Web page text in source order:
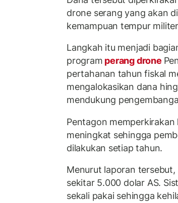
drone serang yang akan
kemampuan tempur
Langkah itu menjadi
program perang drone
pertahanan tahun fiskal
mengalokasikan dana
mendukung
Pentagon
meningkat sehingga
dilakukan setiap tahun.
Menurut laporan
sekitar 5.000 dolar AS.
sekali pakai sehingga